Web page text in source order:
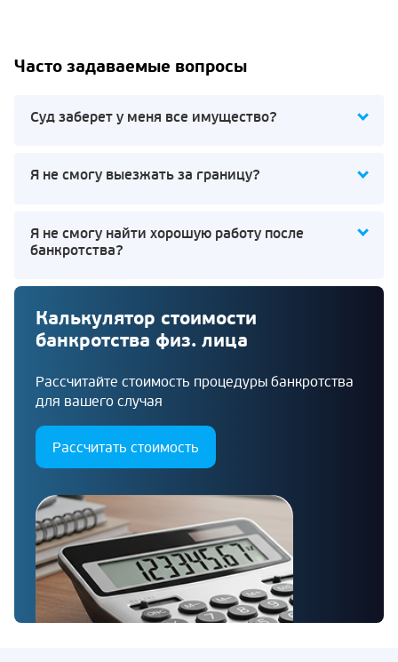
Часто задаваемые вопросы
Суд заберет у меня все имущество?
Я не смогу выезжать за границу?
Я не смогу найти хорошую работу после
банкротства?
Калькулятор стоимости
банкротства физ. лица
Рассчитайте стоимость процедуры банкротства
для вашего случая
Рассчитать стоимость